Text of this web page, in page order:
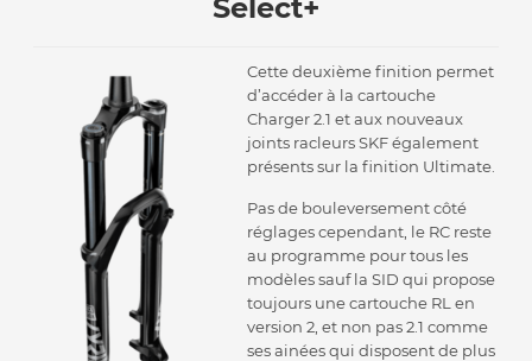
Select+
Cette deuxième finition permet
d’accéder à la cartouche
Charger 2.1 et aux nouveaux
joints racleurs SKF également
présents sur la finition Ultimate.
Pas de bouleversement côté
réglages cependant, le RC reste
au programme pour tous les
modèles sauf la SID qui propose
toujours une cartouche RL en
version 2, et non pas 2.1 comme
ses ainées qui disposent de plus